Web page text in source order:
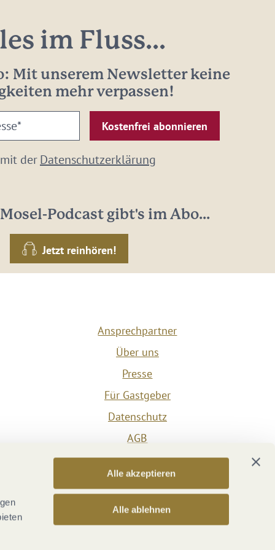
Alle akzeptieren
Alle ablehnen
im Fluss...
Mit unserem Newsletter keine
mehr verpassen!
derDatenschutzerklärung
Podcast gibt's im Abo...
Jetzt reinhören!
Ansprechpartner
Über uns
Presse
Für Gastgeber
Datenschutz
AGB
Impressum
Barrierefreiheit
Vertrag widerrufen
Versicherungsvertrag widerrufen